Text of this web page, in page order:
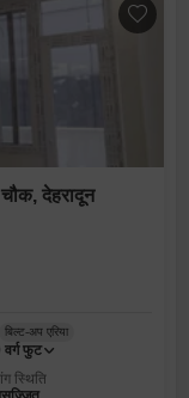
देहरादून
बिल्ट-अप एरिया
वर्ग फुट
स्थिति